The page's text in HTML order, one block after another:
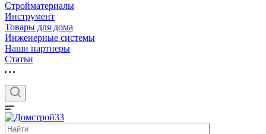
Стройматериалы
Инструмент
Товары для дома
Инженерные системы
Наши партнеры
Статьи